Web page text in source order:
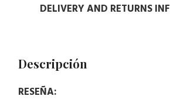
DELIVERY AND RETURNS
Descripción
RESEÑA: